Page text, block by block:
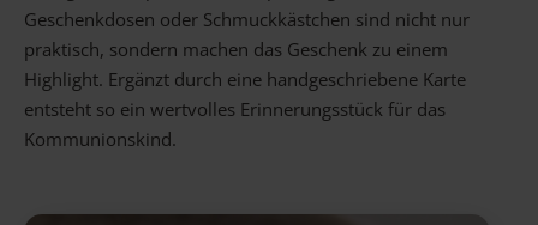
Geschenkdosen oder Schmuckkästchen sind nicht nur
praktisch, sondern machen das Geschenk zu einem
Highlight. Ergänzt durch eine handgeschriebene Karte
entsteht so ein wertvolles Erinnerungsstück für das
Kommunionskind.